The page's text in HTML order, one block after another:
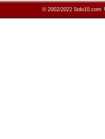
© 2002/2022 Solo10.com